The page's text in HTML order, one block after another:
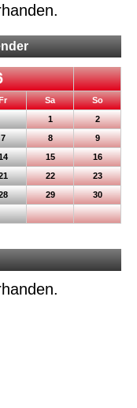
eitag Samstag Sonntag
1
2
7 8
9
15
16
22
23
29
30